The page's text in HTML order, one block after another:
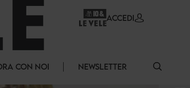
ACCEDI
CON NOI NEWSLETTER